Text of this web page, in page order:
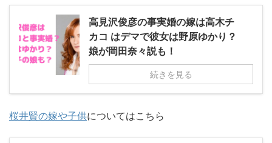
高見沢俊彦の事実婚の嫁は高木チ
カコ はデマで彼女は野原ゆかり？
娘が岡田奈々説も！
続きを見る
桜井賢の嫁や子供についてはこちら